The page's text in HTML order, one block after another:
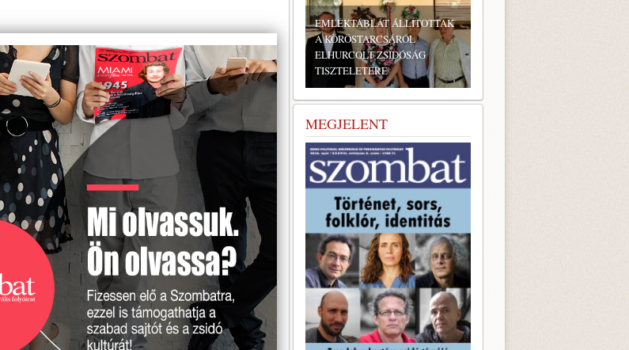
EMLÉKTÁBLÁT ÁLLÍTOTTAK
A KÖRÖSTARCSÁRÓL
ELHURCOLT ZSIDÓSÁG
TISZTELETÉRE
MEGJELENT